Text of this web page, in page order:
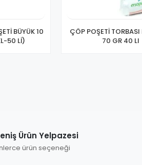
BÜYÜK 10
50 Lİ)
ÇÖP POŞETİ
70 GR 40 LI
Ürün Yelpazesi
ürün seçeneği